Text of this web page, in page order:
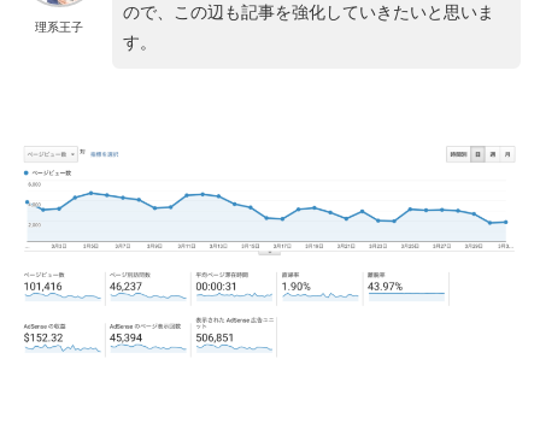
理系王子
ので、この辺も記事を強化していきたいと思いま
す。